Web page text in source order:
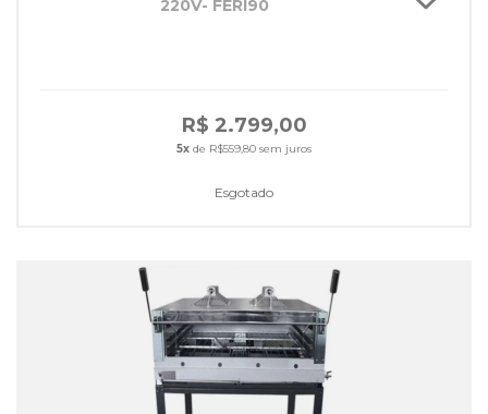
220V- FERI90
R$ 2.799,00
5x de R$559,80 sem juros
Esgotado